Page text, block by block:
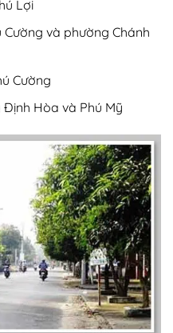
Lợi
Cường và phường Chánh
Cường
Định Hòa và Phú Mỹ